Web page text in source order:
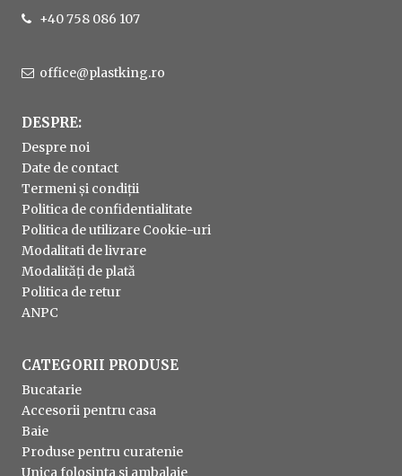
+40 758 086 107
office@plastking.ro
DESPRE:
Despre noi
Date de contact
Termeni și condiții
Politica de confidentialitate
Politica de utilizare Cookie-uri
Modalitati de livrare
Modalități de plată
Politica de retur
ANPC
CATEGORII PRODUSE
Bucatarie
Accesorii pentru casa
Baie
Produse pentru curatenie
Unica folosinta si ambalaje